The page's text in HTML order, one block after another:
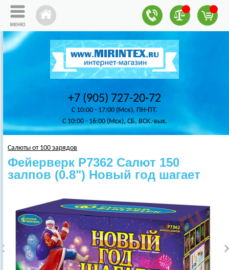
+7 (905) 727-20-72
C 10:00 - 17:00 (Мск), ПН-ПТ.
C 10:00 - 16:00 (Мск), СБ, ВСК.-вых.
Салюты от 100 зарядов
Фейерверк Р7362 Салют 150
залпов (0.8") Новый год шагает